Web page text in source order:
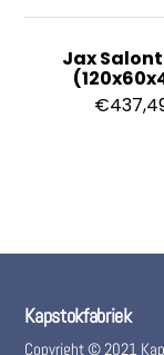
Jax
€
Kapstokfabriek
Copyright © 2021